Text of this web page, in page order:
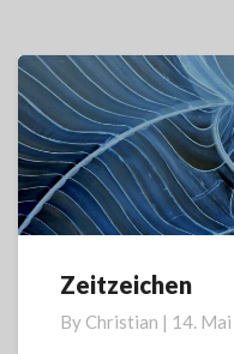
Zeitzeichen
Zeitzeichen
By Christian | 14.